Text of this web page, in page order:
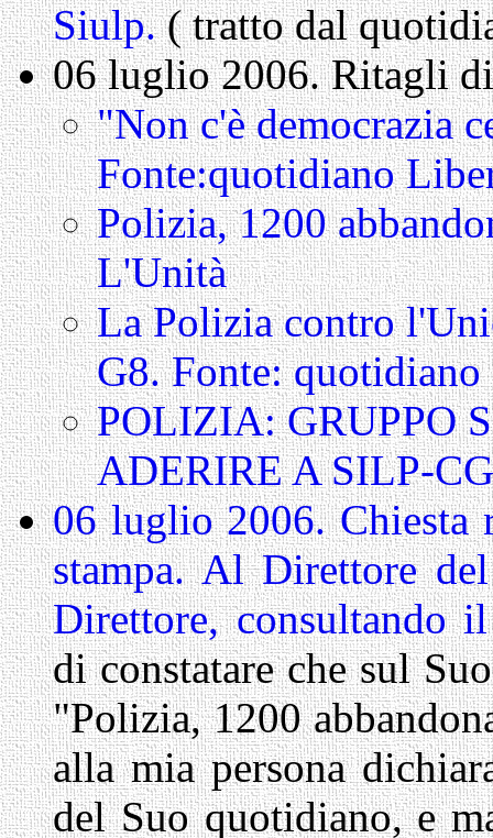
Siulp.( tratto dal
06 luglio 2006. Ritagli
"Non c'è democrazia
Fonte:quotidiano
Polizia, 1200
L'Unità
La Polizia contro
G8. Fonte:
POLIZIA: GRUPPO
ADERIRE A SILP-
06 luglio 2006. Chiesta
stampa. Al Direttore
Direttore, consultando
di constatare che sul
"Polizia, 1200
alla mia persona
del Suo quotidiano, e